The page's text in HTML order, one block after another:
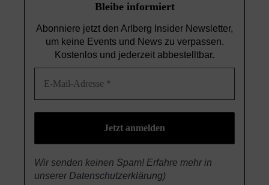
Bleibe informiert
Abonniere jetzt den Arlberg Insider Newsletter,
um keine Events und Newszu verpassen.
Kostenlos und jederzeit abbestelltbar.
Wir senden keinen Spam! Erfahre mehr in
unserer Datenschutzerklärung)